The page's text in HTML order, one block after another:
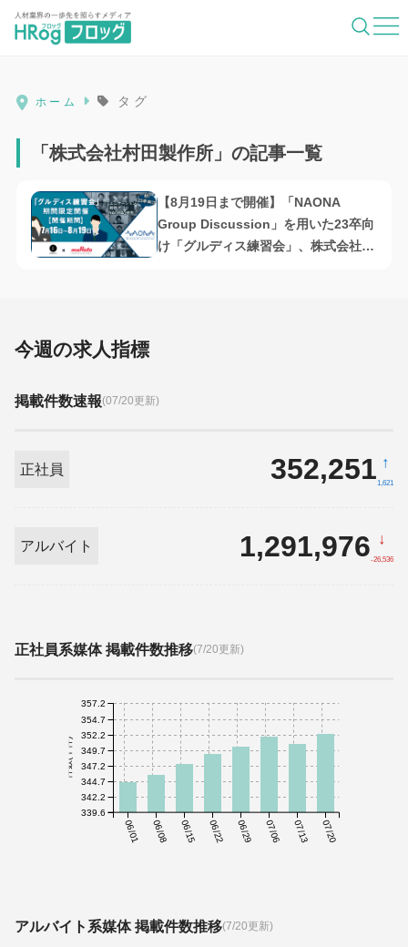
HRog | 人材業界の一歩先を照らすメディ
ホーム タグ
「株式会社村田製作所」の記事一覧
【8月19日まで開催】「NAONA
Group Discussion」を用いた23卒向
け「グルディス練習会」、株式会社
今週の求人指標
掲載件数速報(07/20更新)
正社員 352,251 ↑
1,621
アルバイト 1,291,976 ↓
-26,536
正社員系媒体 掲載件数推移(7/20更新)
06/01 06/08 06/15 06/22 06/29 07/06 07/13 07/20
件数(千件)
339.6
342.2
344.7
347.2
349.7
352.2
354.7
357.2
アルバイト系媒体 掲載件数推移(7/20更新)